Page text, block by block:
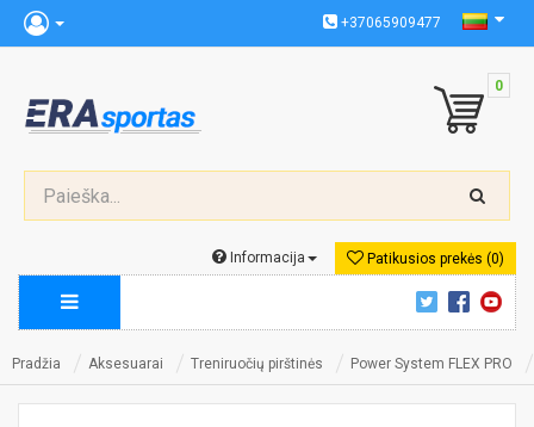
+37065909477
0
Patikusios prekės (0)
Informacija
Pradžia Aksesuarai Treniruočių pirštinės Power System FLEX PRO